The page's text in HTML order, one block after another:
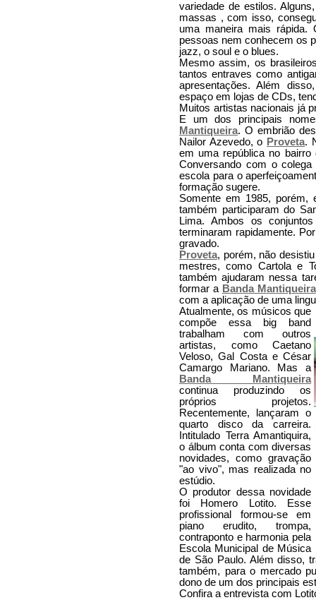
variedade de estilos.
massas , com isso,
uma maneira mais rápida.
pessoas nem conhecem os
jazz, o soul e o blues.
Mesmo assim, os
tantos entraves como
apresentações. Além
espaço em lojas de CDs,
Muitos artistas nacionais já
E um dos principais
Mantiqueira. O embrião
Nailor Azevedo, o Proveta.
em uma república no
Conversando com o
escola para o
formação sugere.
Somente em 1985, porém,
também participaram do
Lima. Ambos os
terminaram rapidamente.
gravado.
Proveta, porém, não
mestres, como Cartola e
também ajudaram nessa
formar a Banda Mantiqueira
com a aplicação de uma
Atualmente, os músicos que
compõe essa big band
trabalham com outros
artistas, como Caetano
Veloso, Gal Costa e César
Camargo Mariano. Mas a
Banda Mantiqueira
continua produzindo os
próprios projetos.
Recentemente, lançaram o
quarto disco da carreira.
Intitulado Terra Amantiquira,
o álbum conta com diversas
novidades, como gravação
"ao vivo", mas realizada no
estúdio.
O produtor dessa novidade
foi Homero Lotito. Esse
profissional formou-se em
piano erudito, trompa,
contraponto e harmonia pela
Escola Municipal de Música
de São Paulo. Além disso,
também, para o mercado
dono de um dos principais
Confira a entrevista com